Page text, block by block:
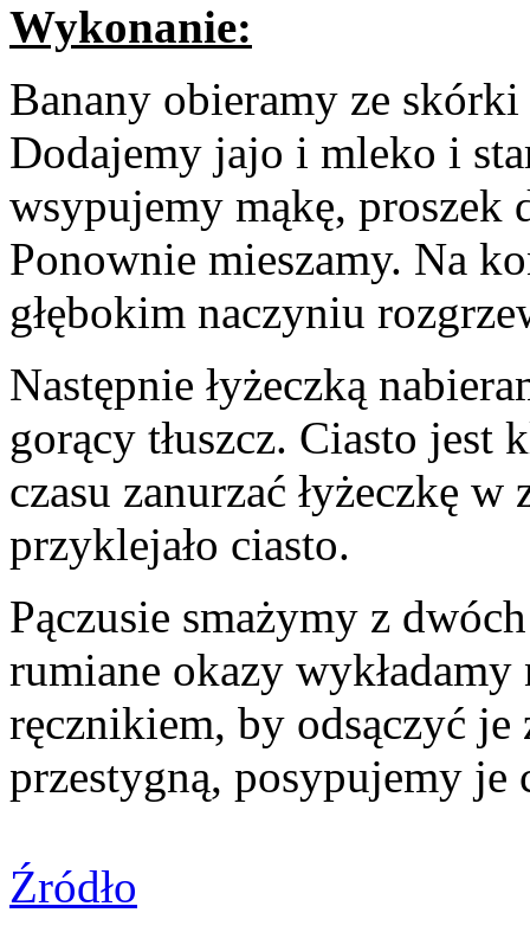
Wykonanie:
Banany obieramy ze
Dodajemy jajo i mleko i
wsypujemy mąkę, proszek
Ponownie mieszamy. Na
głębokim naczyniu
Następnie łyżeczką
gorący tłuszcz. Ciasto jest
czasu zanurzać łyżeczkę
przyklejało ciasto.
Pączusie smażymy z
rumiane okazy
ręcznikiem, by odsączyć je
przestygną, posypujemy je
Źródło